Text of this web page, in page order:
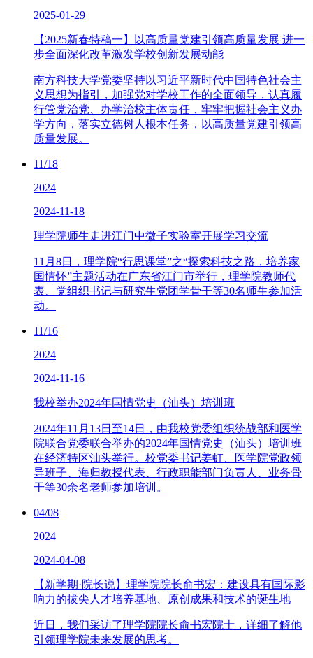
2025-01-29
【2025新春特稿一】以高质量党建引领高质量发展 进一
步全面深化改革激发学校创新发展动能
南方科技大学党委坚持以习近平新时代中国特色社会主
义思想为指引，加强党对学校工作的全面领导，认真履
行管党治党、办学治校主体责任，牢牢把握社会主义办
学方向，落实立德树人根本任务，以高质量党建引领高
质量发展。
11/18
2024
2024-11-18
理学院师生走进江门中微子实验室开展学习交流
11月8日，理学院“行思课堂”之“探索科技之路，培养家
国情怀”主题活动在广东省江门市举行，理学院教师代
表、党组织书记与研究生党团学骨干等30名师生参加活
动。
11/16
2024
2024-11-16
我校举办2024年国情党史（汕头）培训班
2024年11月13日至14日，由我校党委组织统战部和医学
院联合党委联合举办的2024年国情党史（汕头）培训班
在经济特区汕头举行。校党委书记姜虹、医学院党政领
导班子、海归教授代表、行政职能部门负责人、业务骨
干等30余名老师参加培训。
04/08
2024
2024-04-08
【新学期·院长说】理学院院长俞书宏：建设具有国际影
响力的拔尖人才培养基地、原创成果和技术的诞生地
近日，我们采访了理学院院长俞书宏院士，详细了解他
引领理学院未来发展的思考。